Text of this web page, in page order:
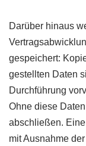
Darüber hinaus
gespeichert:
gestellten Daten
Durchführung
Ohne diese
abschließen.
mit Ausnahme